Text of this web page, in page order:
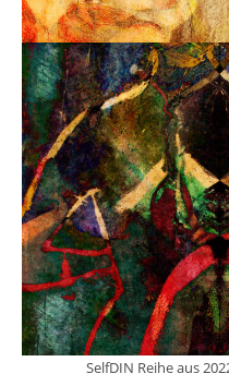
SelfDIN Reihe aus